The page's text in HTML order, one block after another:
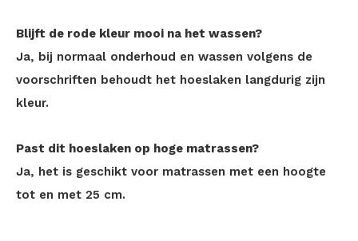
Blijft de rode kleur mooi na het wassen?
Ja, bij normaal onderhoud en wassen volgens de
voorschriften behoudt het hoeslaken langdurig zijn
kleur.
Past dit hoeslaken op hoge matrassen?
Ja, het is geschikt voor matrassen met een hoogte
tot en met 25 cm.